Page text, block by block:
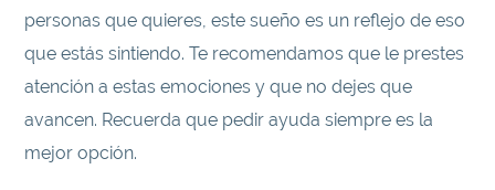
personas que quieres, este sueño es un reflejo de eso
que estás sintiendo. Te recomendamos que le prestes
atención a estas emociones y que no dejes que
avancen. Recuerda que pedir ayuda siempre es la
mejor opción.